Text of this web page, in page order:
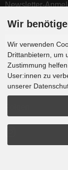
Newsletter-
E-Mail-Adresse:
Der Newsletter kann
werden.
Wir
Wir verwenden
Drittanbietern, um
Zustimmung
User:innen zu
unserer